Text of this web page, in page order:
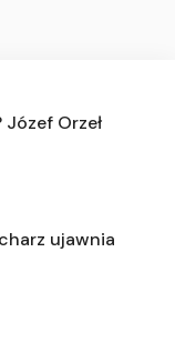
Orzeł
ujawnia